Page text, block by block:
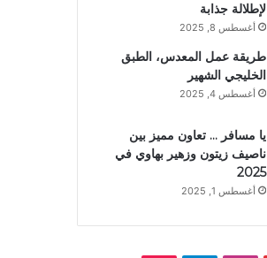
لإطلالة جذابة
أغسطس 8, 2025
طريقة عمل المعدس، الطبق
الخليجي الشهير
أغسطس 4, 2025
يا مسافر … تعاون مميز بين
ناصيف زيتون وزهير بهاوي في
2025
أغسطس 1, 2025